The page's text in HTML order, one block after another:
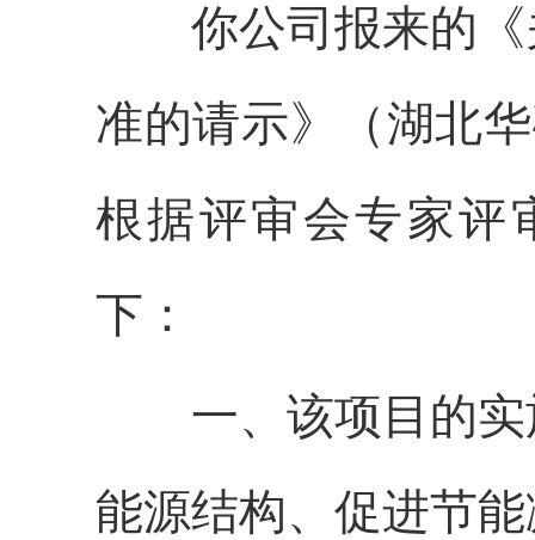
你公司报来的
准的请示》（湖北
根据评审会专家评
下：
一、 该项目的
能源结构、促进节